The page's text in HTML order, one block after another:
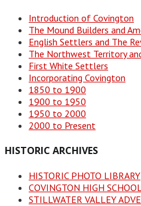
Introduction of Covington
The Mound Builders and
English Settlers and The
The Northwest Territory
First White Settlers
Incorporating Covington
1850 to 1900
1900 to 1950
1950 to 2000
2000 to Present
HISTORIC ARCHIVES
HISTORIC PHOTO LIBRARY
COVINGTON HIGH
STILLWATER VALLEY